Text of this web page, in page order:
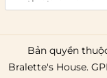
toàn quốc.
Bản quyền
Bralette's House.